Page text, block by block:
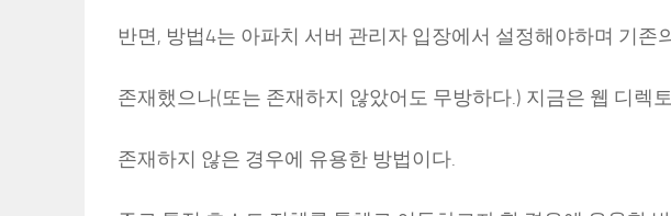
반면, 방법4는 아파치 서버 관리자 입장에서 설정해야하며 기존
존재했으나(또는 존재하지 않았어도 무방하다.) 지금은 웹 디렉
존재하지 않은 경우에 유용한 방법이다.